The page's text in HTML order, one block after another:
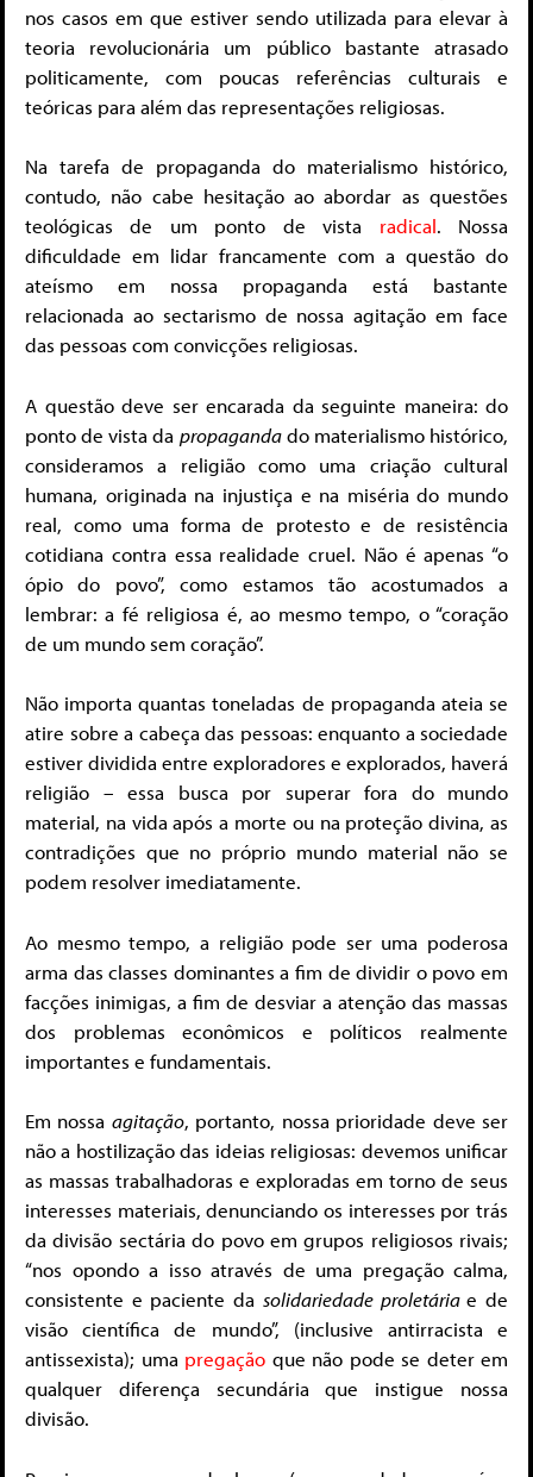
nos casos em que estiver sendo utilizada para elevar à
teoria revolucionária um público bastante atrasado
politicamente, com poucas referências culturais e
teóricas para além das representações religiosas.
Na tarefa de propaganda do materialismo histórico,
contudo, não cabe hesitação ao abordar as questões
teológicas de um ponto de vista radical. Nossa
dificuldade em lidar francamente com a questão do
ateísmo em nossa propaganda está bastante
relacionada ao sectarismo de nossa agitação em face
das pessoas com convicções religiosas.
A questão deve ser encarada da seguinte maneira: do
ponto de vista da propagandado materialismo histórico,
consideramos a religião como uma criação cultural
humana, originada na injustiça e na miséria do mundo
real, como uma forma de protesto e de resistência
cotidiana contra essa realidade cruel. Não é apenas “o
ópio do povo”, como estamos tão acostumados a
lembrar: a fé religiosa é, ao mesmo tempo, o “coração
de um mundo sem coração”.
Não importa quantas toneladas de propaganda ateia se
atire sobre a cabeça das pessoas: enquanto a sociedade
estiver dividida entre exploradores e explorados, haverá
religião – essa busca por superar fora do mundo
material, na vida após a morte ou na proteção divina, as
contradições que no próprio mundo material não se
podem resolver imediatamente.
Ao mesmo tempo, a religião pode ser uma poderosa
arma das classes dominantes a fim de dividir o povo em
facções inimigas, a fim de desviar a atenção das massas
dos problemas econômicos e políticos realmente
importantes e fundamentais.
Em nossa agitação, portanto, nossa prioridade deve ser
não a hostilização das ideias religiosas: devemos unificar
as massas trabalhadoras e exploradas em torno de seus
interesses materiais, denunciando os interesses por trás
da divisão sectária do povo em grupos religiosos rivais;
“nos opondo a isso através de uma pregação calma,
consistente e paciente da solidariedade proletáriae de
visão científica de mundo”, (inclusive antirracista e
antissexista); uma pregação que não pode se deter em
qualquer diferença secundária que instigue nossa
divisão.